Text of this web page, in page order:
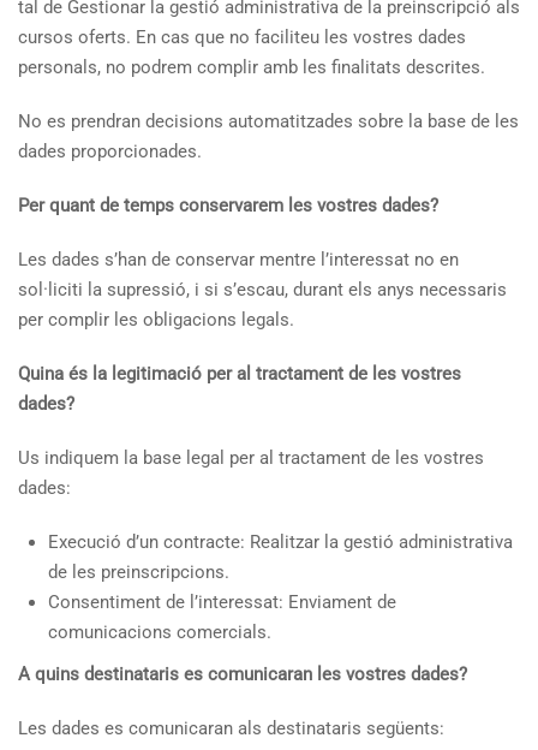
tal de Gestionar la gestió administrativa de la preinscripció als
cursos oferts. En cas que no faciliteu les vostres dades
personals, no podrem complir amb les finalitats descrites.
No es prendran decisions automatitzades sobre la base de les
dades proporcionades.
Per quant de temps conservarem les vostres dades?
Les dades s’han de conservar mentre l’interessat no en
sol·liciti la supressió, i si s’escau, durant els anys necessaris
per complir les obligacions legals.
Quina és la legitimació per al tractament de les vostres
dades?
Us indiquem la base legal per al tractament de les vostres
dades:
Execució d’un contracte: Realitzar la gestió administrativa
de les preinscripcions.
Consentiment de l’interessat: Enviament de
comunicacions comercials.
A quins destinataris es comunicaran les vostres dades?
Les dades es comunicaran als destinataris següents: